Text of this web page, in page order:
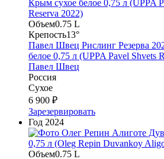
Объем0.75 L
Крепость13°
Павел Швец Рислинг Резерва
белое 0,75 л (UPPA Pavel Shvets
Павел Швец
Россия
Сухое
6 900 ₽
Зарезервировать
Год 2024
Объем0.75 L